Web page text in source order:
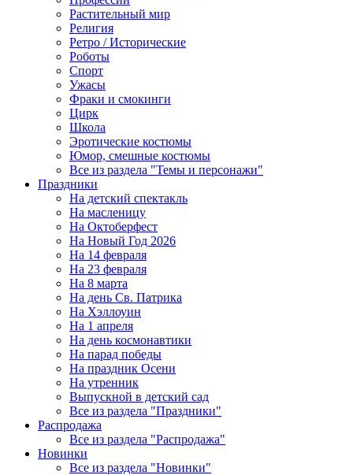
Растительный мир
Религия
Ретро / Исторические
Роботы
Спорт
Ужасы
Фраки и смокинги
Цирк
Школа
Эротические костюмы
Юмор, смешные костюмы
Все из раздела "Темы и персонажи"
Праздники
На детский спектакль
На масленицу
На Октоберфест
На Новый Год 2026
На 14 февраля
На 23 февраля
На 8 марта
На день Св. Патрика
На Хэллоуин
На 1 апреля
На день космонавтики
На парад победы
На праздник Осени
На утренник
Выпускной в детский сад
Все из раздела "Праздники"
Распродажа
Все из раздела "Распродажа"
Новинки
Все из раздела "Новинки"